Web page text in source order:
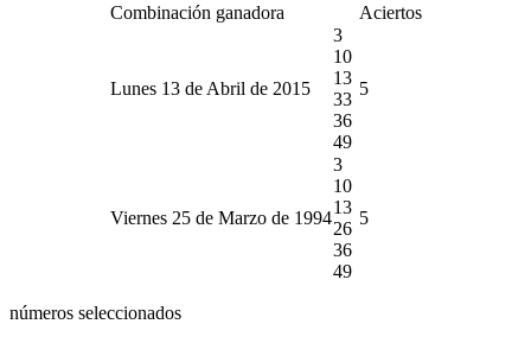
Combinación ganadora Aciertos
Lunes 13 de Abril de 2015
3
10
13
33
36
49
5
Viernes 25 de Marzo de 1994
3
10
13
26
36
49
5
números seleccionados